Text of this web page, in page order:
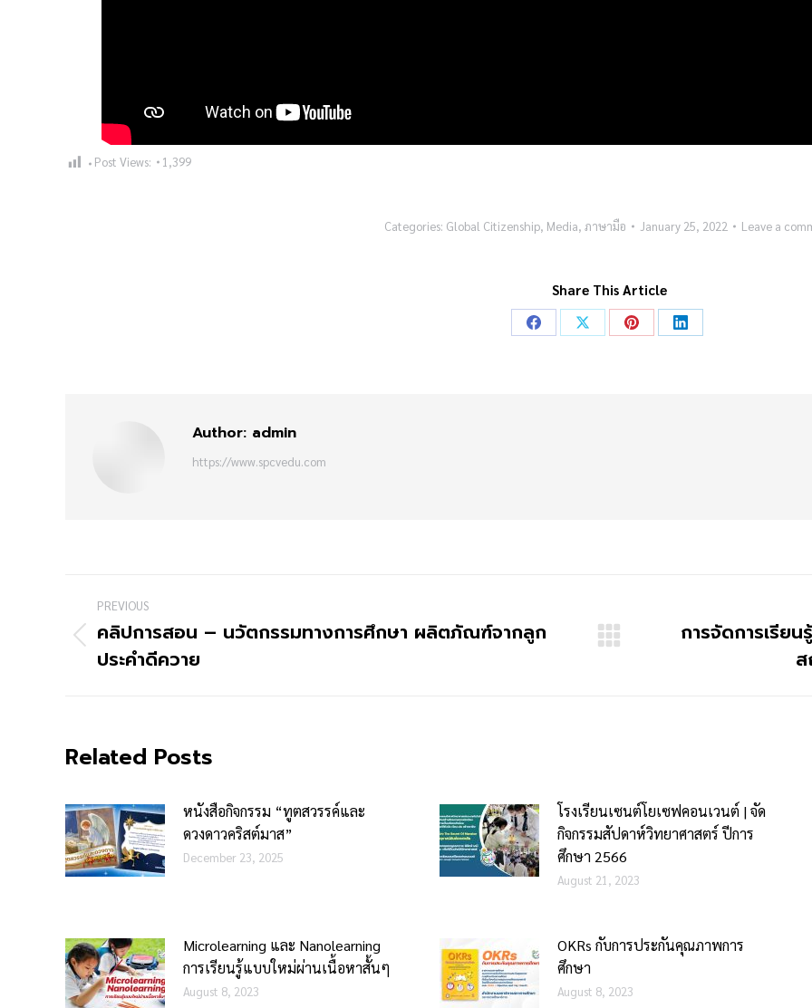
Post Views: 1,399
Categories: Global Citizenship, Media, ภาษามือ January 25, 2022 Leave a
Share This Article
Author: admin
https://www.spcvedu.com
PREVIOUS
คลิปการสอน – นวัตกรรมทางการศึกษา ผลิตภัณฑ์จากลูก
ประคำดีควาย
การจัดการเรีย
Related Posts
หนังสือกิจกรรม “ทูตสวรรค์และ
ดวงดาวคริสต์มาส”
December 23, 2025
โรงเรียนเซนต์โยเซฟคอนเวนต์ | จัด
กิจกรรมสัปดาห์วิทยาศาสตร์ ปีการ
ศึกษา 2566
August 21, 2023
Microlearning และ Nanolearning
การเรียนรู้แบบใหม่ผ่านเนื้อหาสั้นๆ
August 8, 2023
OKRs กับการประกันคุณภาพการ
ศึกษา
August 8, 2023